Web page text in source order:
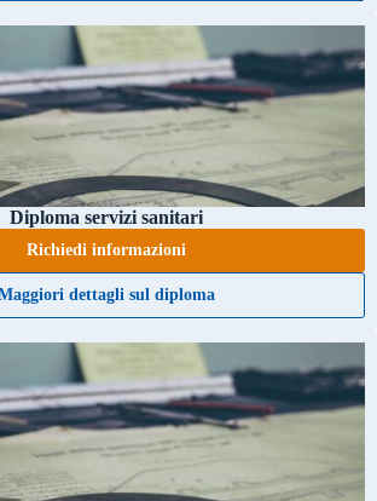
Diploma servizi sanitari
Richiedi informazioni
dettagli sul diploma